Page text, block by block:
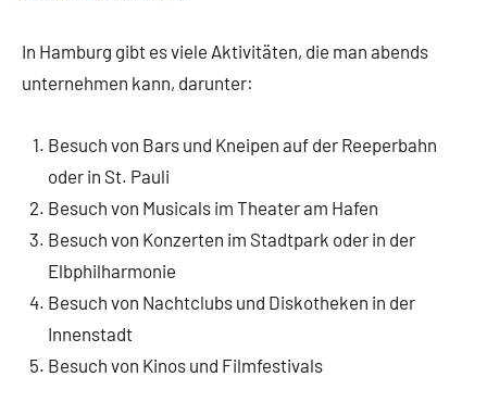
In Hamburg gibt es viele Aktivitäten, die man abends
unternehmen kann, darunter:
Besuch von Bars und Kneipen auf der Reeperbahn
oder in St. Pauli
Besuch von Musicals im Theater am Hafen
Besuch von Konzerten im Stadtpark oder in der
Elbphilharmonie
Besuch von Nachtclubs und Diskotheken in der
Innenstadt
Besuch von Kinos und Filmfestivals